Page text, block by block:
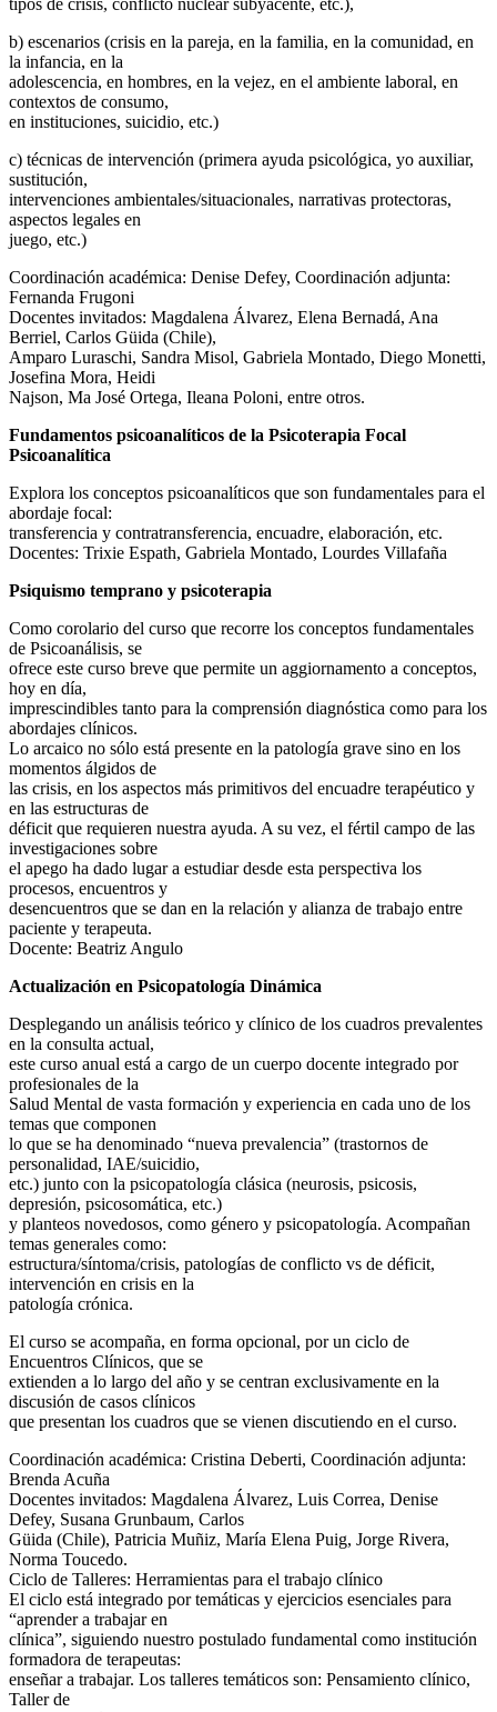
tipos de crisis, conflicto nuclear subyacente, etc.),
b) escenarios (crisis en la pareja, en la familia, en la comunidad, en
la infancia, en la
adolescencia, en hombres, en la vejez, en el ambiente laboral, en
contextos de consumo,
en instituciones, suicidio, etc.)
c) técnicas de intervención (primera ayuda psicológica, yo auxiliar,
sustitución,
intervenciones ambientales/situacionales, narrativas protectoras,
aspectos legales en
juego, etc.)
Coordinación académica: Denise Defey, Coordinación adjunta:
Fernanda Frugoni
Docentes invitados: Magdalena Álvarez, Elena Bernadá, Ana
Berriel, Carlos Güida (Chile),
Amparo Luraschi, Sandra Misol, Gabriela Montado, Diego Monetti,
Josefina Mora, Heidi
Najson, Ma José Ortega, Ileana Poloni, entre otros.
Fundamentos psicoanalíticos de la Psicoterapia Focal
Psicoanalítica
Explora los conceptos psicoanalíticos que son fundamentales para el
abordaje focal:
transferencia y contratransferencia, encuadre, elaboración, etc.
Docentes: Trixie Espath, Gabriela Montado, Lourdes Villafaña
Psiquismo temprano y psicoterapia
Como corolario del curso que recorre los conceptos fundamentales
de Psicoanálisis, se
ofrece este curso breve que permite un aggiornamento a conceptos,
hoy en día,
imprescindibles tanto para la comprensión diagnóstica como para los
abordajes clínicos.
Lo arcaico no sólo está presente en la patología grave sino en los
momentos álgidos de
las crisis, en los aspectos más primitivos del encuadre terapéutico y
en las estructuras de
déficit que requieren nuestra ayuda. A su vez, el fértil campo de las
investigaciones sobre
el apego ha dado lugar a estudiar desde esta perspectiva los
procesos, encuentros y
desencuentros que se dan en la relación y alianza de trabajo entre
paciente y terapeuta.
Docente: Beatriz Angulo
Actualización en Psicopatología Dinámica
Desplegando un análisis teórico y clínico de los cuadros prevalentes
en la consulta actual,
este curso anual está a cargo de un cuerpo docente integrado por
profesionales de la
Salud Mental de vasta formación y experiencia en cada uno de los
temas que componen
lo que se ha denominado “nueva prevalencia” (trastornos de
personalidad, IAE/suicidio,
etc.) junto con la psicopatología clásica (neurosis, psicosis,
depresión, psicosomática, etc.)
y planteos novedosos, como género y psicopatología. Acompañan
temas generales como:
estructura/síntoma/crisis, patologías de conflicto vs de déficit,
intervención en crisis en la
patología crónica.
El curso se acompaña, en forma opcional, por un ciclo de
Encuentros Clínicos, que se
extienden a lo largo del año y se centran exclusivamente en la
discusión de casos clínicos
que presentan los cuadros que se vienen discutiendo en el curso.
Coordinación académica: Cristina Deberti, Coordinación adjunta:
Brenda Acuña
Docentes invitados: Magdalena Álvarez, Luis Correa, Denise
Defey, Susana Grunbaum, Carlos
Güida (Chile), Patricia Muñiz, María Elena Puig, Jorge Rivera,
Norma Toucedo.
Ciclo de Talleres: Herramientas para el trabajo clínico
El ciclo está integrado por temáticas y ejercicios esenciales para
“aprender a trabajar en
clínica”, siguiendo nuestro postulado fundamental como institución
formadora de terapeutas:
enseñar a trabajar. Los talleres temáticos son: Pensamiento clínico,
Taller de